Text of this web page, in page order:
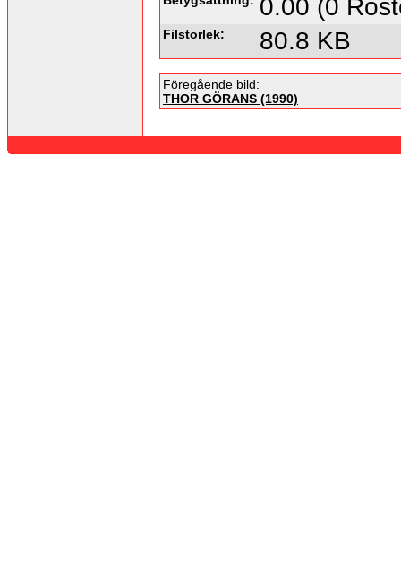
0.00 (0
Filstorlek: 80.8 KB
Föregående bild:
THOR GÖRANS (1990)